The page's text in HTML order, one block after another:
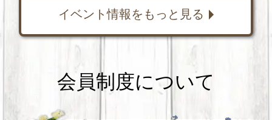
イベント情報をもっと見る
会員制度について